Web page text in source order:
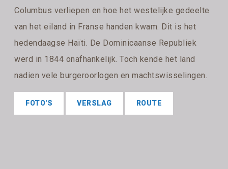
Columbus verliepen en hoe het westelijke gedeelte
van het eiland in Franse handen kwam. Dit is het
hedendaagse Haïti. De Dominicaanse Republiek
werd in 1844 onafhankelijk. Toch kende het land
nadien vele burgeroorlogen en machtswisselingen.
FOTO'S VERSLAG ROUTE